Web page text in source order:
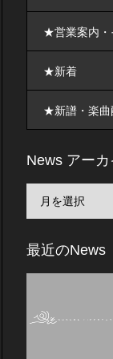
★営業案内・
★新着
★新譜・楽曲
News アーカ
最近のNews